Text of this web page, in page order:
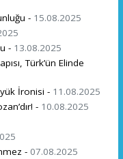
- 15.08.2025
- 13.08.2025
Türk’ün Elinde
İronisi - 11.08.2025
- 10.08.2025
- 07.08.2025